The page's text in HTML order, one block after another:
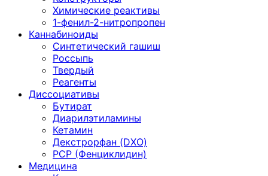
Химические реактивы
1-фенил-2-нитропропен
Каннабиноиды
Синтетический гашиш
Россыпь
Твердый
Реагенты
Диссоциативы
Бутират
Диарилэтиламины
Кетамин
Декстрорфан (DXO)
PCP (Фенциклидин)
Медицина